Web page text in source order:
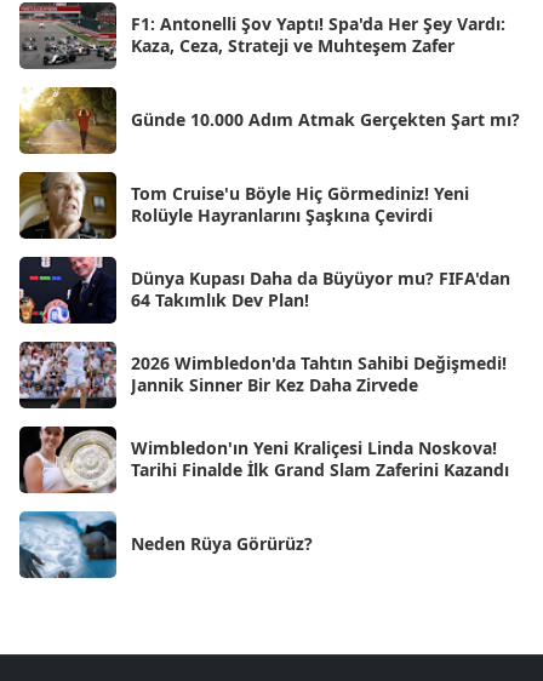
Nis 2025 [56]
Mar 2025
Şub 2025
Oca 2025
Ara 2024 [25]
Kas 2024
Eki 2024 [46]
Eyl 2024
Ağu 2024 [10]
Tem 2024
Haz 2024 [30]
Nis 2024 [59]
F1: Antonelli Şov Yaptı! Spa'da Her Şey Vardı:
Kaza, Ceza, Strateji ve Muhteşem Zafer
Günde 10.000 Adım Atmak Gerçekten Şart mı?
Tom Cruise'u Böyle Hiç Görmediniz! Yeni
Rolüyle Hayranlarını Şaşkına Çevirdi
Dünya Kupası Daha da Büyüyor mu? FIFA'dan
64 Takımlık Dev Plan!
2026 Wimbledon'da Tahtın Sahibi Değişmedi!
Jannik Sinner Bir Kez Daha Zirvede
Wimbledon'ın Yeni Kraliçesi Linda Noskova!
Tarihi Finalde İlk Grand Slam Zaferini Kazandı
Neden Rüya Görürüz?